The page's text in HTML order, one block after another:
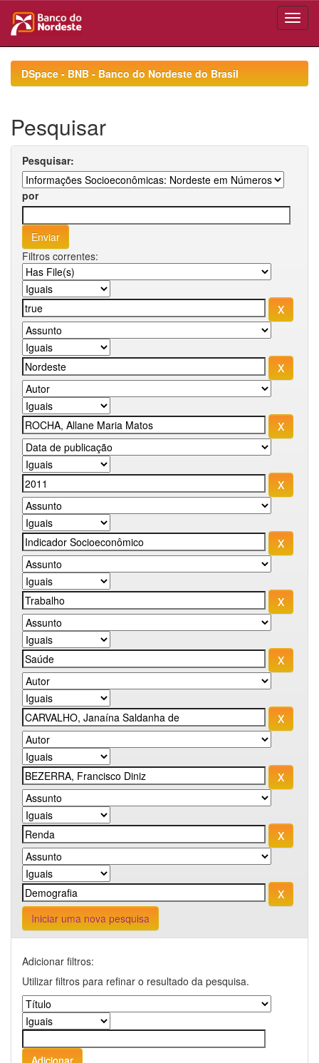
navigationDSpace - BNB - Banco do Nordeste do Brasil
Pesquisar
Pesquisar:
por
Filtros correntes:
Iniciar uma nova pesquisa
Adicionar filtros:
Utilizar filtros para refinar o resultado da pesquisa.